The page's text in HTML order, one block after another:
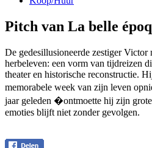
Pitch van La belle
De gedesillusioneerde zestiger
herbeleven: een vorm van tijdreizen
theater en historische reconstructie.
memorabele week van zijn leven
jaar geleden �ontmoette hij zijn
emoties blijft niet zonder gevolgen.